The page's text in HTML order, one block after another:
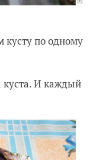
кусту по одному
куста. И каждый